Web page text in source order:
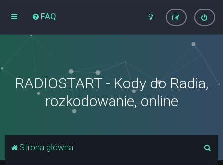
FAQ
RADIOSTART - Kody do Radia,
rozkodowanie, online
Strona główna